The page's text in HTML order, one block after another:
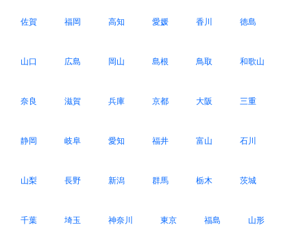
佐賀 福岡 高知 愛媛 香川 徳島
山口 広島 岡山 島根 鳥取 和歌山
奈良 滋賀 兵庫 京都 大阪 三重
静岡 岐阜 愛知 福井 富山 石川
山梨 長野 新潟 群馬 栃木 茨城
千葉 埼玉 神奈川 東京 福島 山形